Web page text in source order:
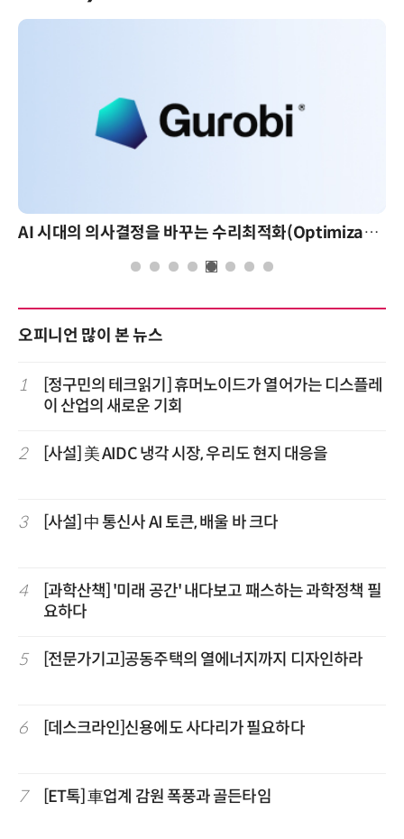
AI 시대의 의사결정을 바꾸는 수리최적화(Optimization): 실제 산업 적용 사례와 활용 전략 AI 핀옵스 실전
오피니언 많이 본 뉴스
1
[정구민의 테크읽기] 휴머노이드가 열어가는 디스플레
이 산업의 새로운 기회
2 [사설] 美 AIDC 냉각 시장, 우리도 현지 대응을
3 [사설] 中 통신사 AI 토큰, 배울 바 크다
4
[과학산책] '미래 공간' 내다보고 패스하는 과학정책 필
요하다
5 [전문가기고]공동주택의 열에너지까지 디자인하라
6 [데스크라인]신용에도 사다리가 필요하다
7 [ET톡] 車업계 감원 폭풍과 골든타임